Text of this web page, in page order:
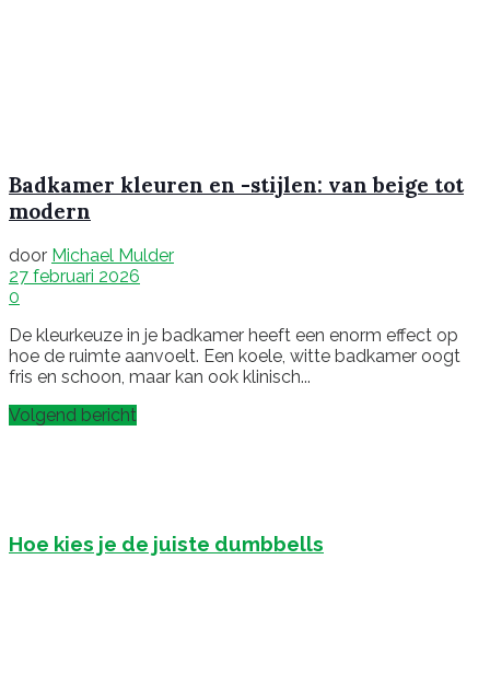
Badkamer kleuren en -stijlen: van beige tot
modern
door Michael Mulder
27 februari 2026
0
De kleurkeuze in je badkamer heeft een enorm effect op
hoe de ruimte aanvoelt. Een koele, witte badkamer oogt
fris en schoon, maar kan ook klinisch...
Volgend bericht
Hoe kies je de juiste dumbbells